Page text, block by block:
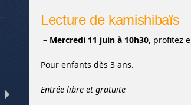
Lecture de kamishibaïs
– Mercredi 11 juin à 10h30, profitez
Pour enfants dès 3 ans.
Entrée libre et gratuite